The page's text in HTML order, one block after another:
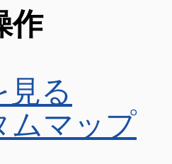
作
る
ムマップ